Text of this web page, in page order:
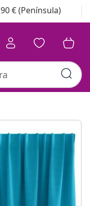
€ (Península)
Colección de